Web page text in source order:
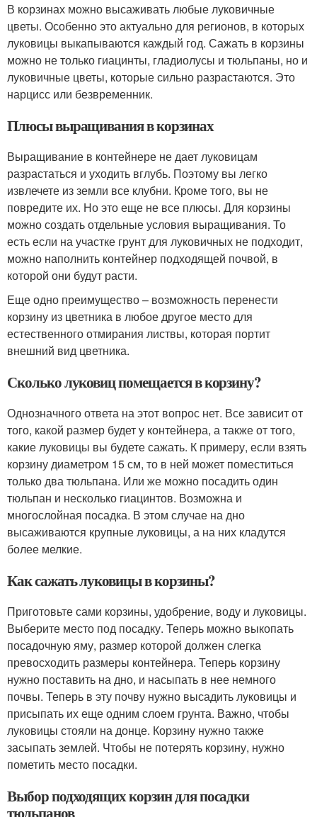
В корзинах можно высаживать любые луковичные
цветы. Особенно это актуально для регионов, в которых
луковицы выкапываются каждый год. Сажать в корзины
можно не только гиацинты, гладиолусы и тюльпаны, но и
луковичные цветы, которые сильно разрастаются. Это
нарцисс или безвременник.
Плюсы выращивания в корзинах
Выращивание в контейнере не дает луковицам
разрастаться и уходить вглубь. Поэтому вы легко
извлечете из земли все клубни. Кроме того, вы не
повредите их. Но это еще не все плюсы. Для корзины
можно создать отдельные условия выращивания. То
есть если на участке грунт для луковичных не подходит,
можно наполнить контейнер подходящей почвой, в
которой они будут расти.
Еще одно преимущество – возможность перенести
корзину из цветника в любое другое место для
естественного отмирания листвы, которая портит
внешний вид цветника.
Сколько луковиц помещается в корзину?
Однозначного ответа на этот вопрос нет. Все зависит от
того, какой размер будет у контейнера, а также от того,
какие луковицы вы будете сажать. К примеру, если взять
корзину диаметром 15 см, то в ней может поместиться
только два тюльпана. Или же можно посадить один
тюльпан и несколько гиацинтов. Возможна и
многослойная посадка. В этом случае на дно
высаживаются крупные луковицы, а на них кладутся
более мелкие.
Как сажать луковицы в корзины?
Приготовьте сами корзины, удобрение, воду и луковицы.
Выберите место под посадку. Теперь можно выкопать
посадочную яму, размер которой должен слегка
превосходить размеры контейнера. Теперь корзину
нужно поставить на дно, и насыпать в нее немного
почвы. Теперь в эту почву нужно высадить луковицы и
присыпать их еще одним слоем грунта. Важно, чтобы
луковицы стояли на донце. Корзину нужно также
засыпать землей. Чтобы не потерять корзину, нужно
пометить место посадки.
Выбор подходящих корзин для посадки